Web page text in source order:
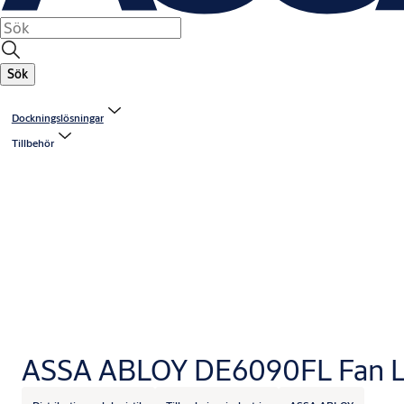
Sök
Dockningslösningar
Tillbehör
ASSA ABLOY DE6090FL Fan